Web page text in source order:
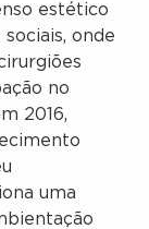
estético
onde
no
2016,
uma